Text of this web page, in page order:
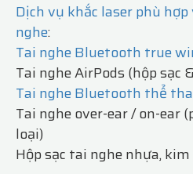
Dịch vụ khắc laser phù
nghe:
Tai nghe Bluetooth true
Tai nghe AirPods (hộp sạc
Tai nghe Bluetooth thể
Tai nghe over-ear / on-ear
loại)
Hộp sạc tai nghe nhựa,